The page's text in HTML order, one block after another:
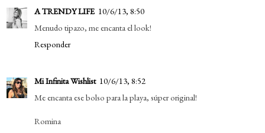
A TRENDY LIFE 10/6/13, 8:50
Menudo tipazo, me encanta el look!
Responder
Mi Infinita Wishlist 10/6/13, 8:52
Me encanta ese bolso para la playa, súper original!
Romina